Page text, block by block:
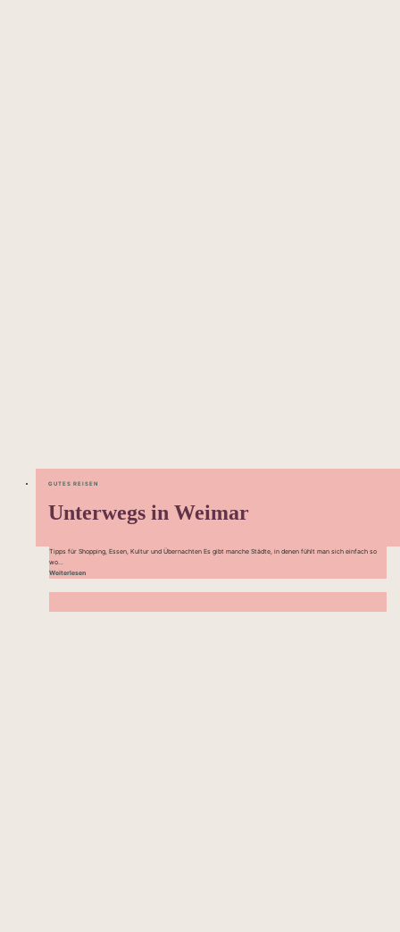
GUTES REISEN
Unterwegs in Weimar
Tipps für Shopping, Essen, Kultur und Übernachten Es gibt manche Städte, in denen fühlt man sich einfach so
wo...
Weiterlesen